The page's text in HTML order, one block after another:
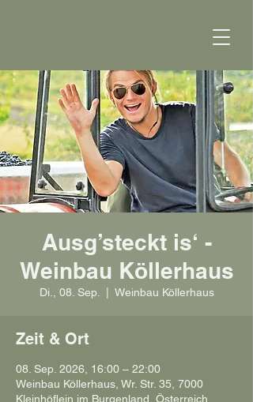
Ausg’steckt is‘ -
Weinbau Köllerhaus
Di., 08. Sep. Weinbau Köllerhaus
Zeit & Ort
08. Sep. 2026, 16:00 – 22:00
Weinbau Köllerhaus, Wr. Str. 35, 7000
Kleinhöflein im Burgenland, Österreich